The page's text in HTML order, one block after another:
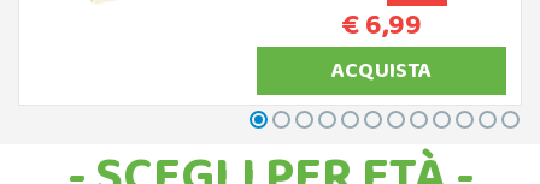
€ 6,99
ACQUISTA